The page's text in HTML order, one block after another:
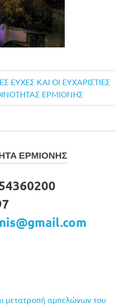
ΕΥΧΕΣ ΚΑΙ ΟΙ ΕΥΧΑΡΙΣΤΙΕΣ
ΕΡΜΙΟΝΗΣ
ΕΡΜΙΟΝΗΣ
μετατροπή αμπελώνων του